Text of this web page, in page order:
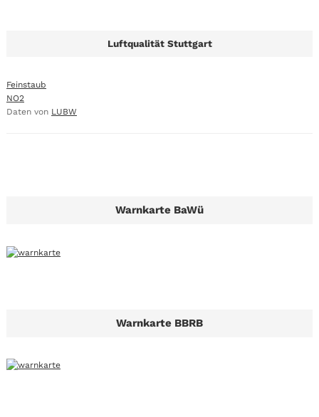
Luftqualität Stuttgart
Feinstaub
NO2
Daten von LUBW
Warnkarte BaWü
Warnkarte BBRB